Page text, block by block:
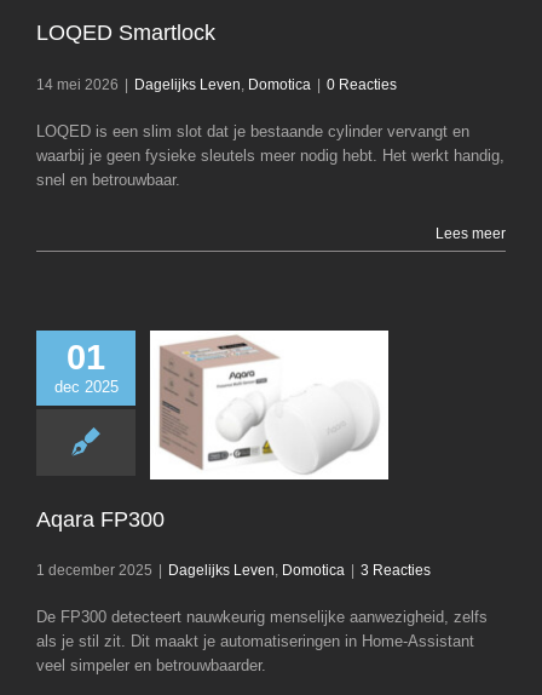
LOQED Smartlock
14 mei 2026 | Dagelijks Leven Domotica | 0 Reacties
LOQED is een slim slot dat je bestaande cylinder vervangt en
waarbij je geen fysieke sleutels meer nodig hebt. Het werkt handig,
snel en betrouwbaar.
Lees meer
01
dec 2025
Aqara FP300
1 december 2025 Dagelijks Leven, Domotica 3 Reacties
De FP300 detecteert nauwkeurig menselijke aanwezigheid, zelfs
als je stil zit. Dit maakt je automatiseringen in Home-Assistant
veel simpeler en betrouwbaarder.